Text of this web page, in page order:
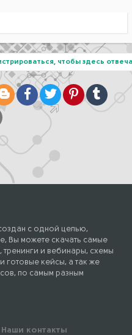
чтобы здесь
BloggerFacebook
TwitterPinterestTumblr
почта
с одной целью,
Вы можете скачать самые
тренинги и вебинары, схемы
готовые кейсы, а так же
по самым разным
Наши контакты